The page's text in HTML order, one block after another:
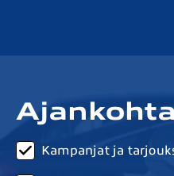
Kampanjat ja